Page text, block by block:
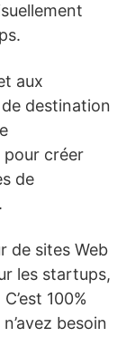
aux
destination
créer
de
de sites Web
les startups,
100%
besoin